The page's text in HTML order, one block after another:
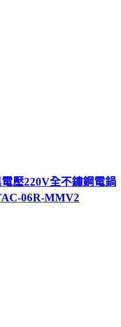
壓220V全不鏽鋼電鍋
06R-MMV2